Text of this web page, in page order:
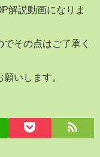
解説動画になりま
その点はご了承く
いします。